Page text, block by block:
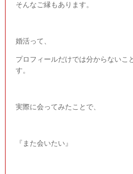
そんなご縁もあります。
婚活って、
プロフィールだけでは分からないこ
す。
実際に会ってみたことで、
『また会いたい』